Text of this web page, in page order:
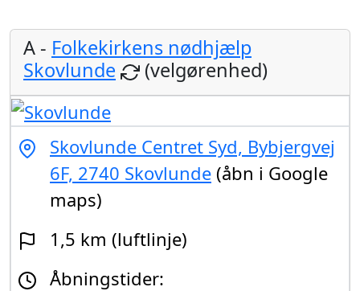
A - Folkekirkens nødhjælp
Skovlunde
(velgørenhed)
Skovlunde Centret Syd, Bybjergvej
6F, 2740 Skovlunde (åbn i Google
maps)
1,5 km (luftlinje)
Åbningstider: